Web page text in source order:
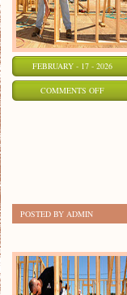
FEBRUARY - 17 - 2026
COMMENTS OFFON
POSTED BY ADMIN